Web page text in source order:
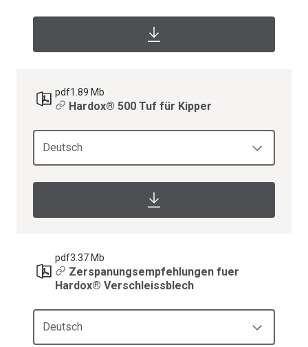
pdf1.89 Mb
Hardox® 500 Tuf für Kipper
Deutsch
pdf3.37 Mb
Zerspanungsempfehlungen fuer
Hardox® Verschleissblech
Deutsch